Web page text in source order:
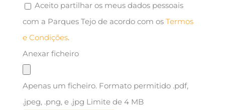
Aceito partilhar os meus dados pessoais
com a Parques Tejo de acordo com os Termos
e Condições.
Anexar ficheiro
Apenas um ficheiro. Formato permitido .pdf,
.jpeg, .png, e .jpg Limite de 4 MB